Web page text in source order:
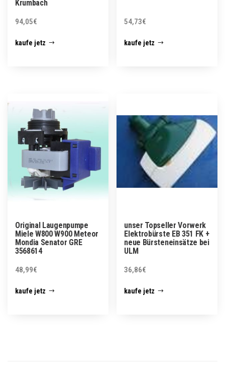
Krumbach
94,05€
kaufe jetz
54,73€
kaufe jetz
Original Laugenpumpe
Miele W800 W900 Meteor
Mondia Senator GRE
3568614
48,99€
kaufe jetz
unser Topseller Vorwerk
Elektrobürste EB 351 FK +
neue Bürsteneinsätze bei
ULM
36,86€
kaufe jetz